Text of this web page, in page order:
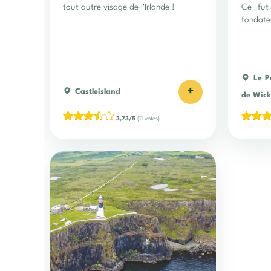
tout autre visage de l'Irlande !
Castleisland +
3,73/5 (11 votes)
Ce fut
Le
de